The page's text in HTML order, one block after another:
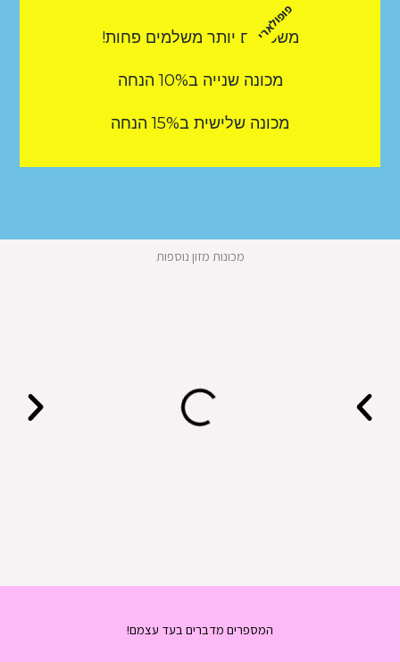
פופולארי
משכירים יותר משלמים פחות!
מכונה שנייה ב10% הנחה
מכונה שלישית ב15% הנחה
מכונות מזון נוספות
המספרים מדברים בעד עצמם!